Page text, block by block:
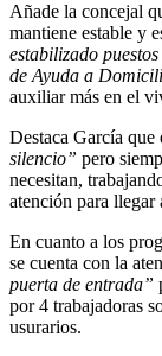
Añade la concejal
mantiene estable y
estabilizado
de Ayuda a
auxiliar más en el
Destaca García que
silencio” pero
necesitan,
atención para llegar
En cuanto a los
se cuenta con la
puerta de entrada”
por 4 trabajadoras
usurarios.